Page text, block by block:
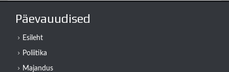
Päevauudised
Esileht
Poliitika
Majandus